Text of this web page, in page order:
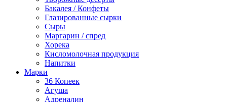
Бакалея / Конфеты
Глазированные сырки
Сыры
Маргарин / спред
Хорека
Кисломолочная продукция
Напитки
Марки
36 Копеек
Агуша
Адреналин